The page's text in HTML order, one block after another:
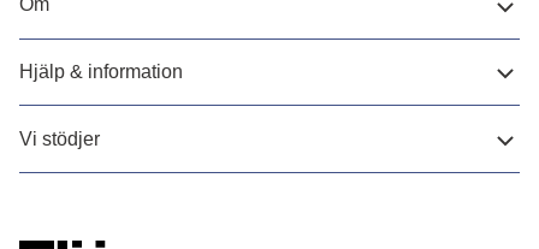
Om
Hjälp & information
Vi stödjer